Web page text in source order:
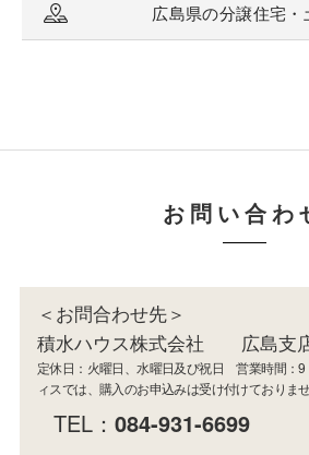
広島県の分譲住宅・
お問い合わ
＜お問合わせ先＞
積水ハウス株式会社 広島支
定休日：火曜日、水曜日及び祝日 営業時間：
ィスでは、購入のお申込みは受け付けておりませ
TEL：084-931-6699